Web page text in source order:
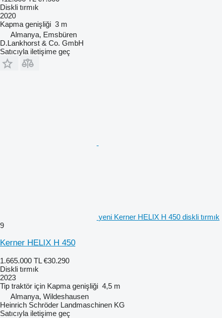
Diskli tırmık
2020
Kapma genişliği 3 m
Almanya, Emsbüren
D.Lankhorst & Co. GmbH
Satıcıyla iletişime geç
yeni Kerner HELIX H 450 diskli tırmık
9
Kerner HELIX H 450
1.665.000 TL €30.290
Diskli tırmık
2023
Tip traktör için Kapma genişliği 4,5 m
Almanya, Wildeshausen
Heinrich Schröder Landmaschinen KG
Satıcıyla iletişime geç